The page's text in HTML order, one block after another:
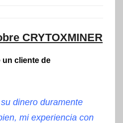
CRYTOXMINER
un cliente de
dinero duramente
mi experiencia con